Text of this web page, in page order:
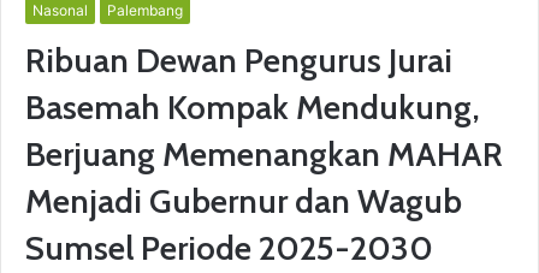
Nasonal Palembang
Ribuan Dewan Pengurus Jurai
Basemah Kompak Mendukung,
Berjuang Memenangkan MAHAR
Menjadi Gubernur dan Wagub
Sumsel Periode 2025-2030